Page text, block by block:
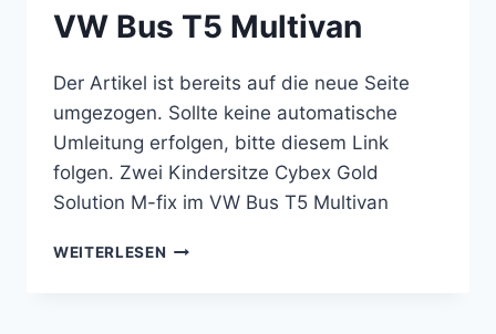
VW Bus T5 Multivan
Der Artikel ist bereits auf die neue Seite
umgezogen. Sollte keine automatische
Umleitung erfolgen, bitte diesem Link
folgen. Zwei Kindersitze Cybex Gold
Solution M-fix im VW Bus T5 Multivan
WEITERLESEN ZWEI